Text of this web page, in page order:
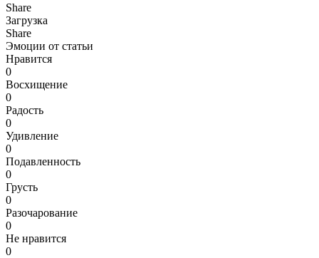
Share
Загрузка
Share
Эмоции от статьи
Нравится
0
Восхищение
0
Радость
0
Удивление
0
Подавленность
0
Грусть
0
Разочарование
0
Не нравится
0